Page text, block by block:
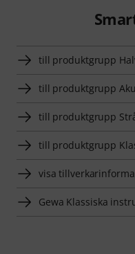
till produktgrupp
till produktgrupp
till produktgrupp
till produktgrupp
visa
Gewa Klassiska